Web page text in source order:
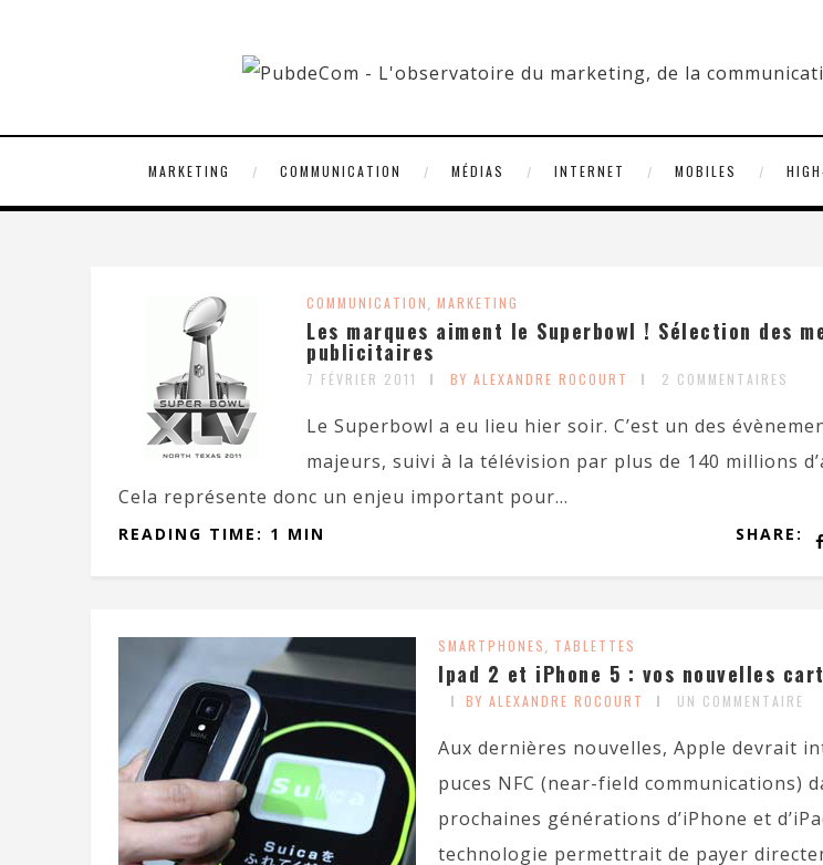
MARKETING COMMUNICATION MÉDIAS INTERNET MOBILES
COMMUNICATION, MARKETING
Les marques aiment le Superbowl ! Sélection des
publicitaires
7 FÉVRIER 2011 BY ALEXANDRE ROCOURT 2 COMMENTAIRES
Le Superbowl a eu lieu hier soir. C’est un des
majeurs, suivi à la télévision par plus de 140 millions
Cela représente donc un enjeu important pour...
SHARE:
READING TIME: 1 MIN
SMARTPHONES, TABLETTES
Ipad 2 et iPhone 5 : vos nouvelles
BY ALEXANDRE ROCOURT UN COMMENTAIRE
Aux dernières nouvelles, Apple devrait
puces NFC (near-field communications)
prochaines générations d’iPhone et
technologie permettrait de payer